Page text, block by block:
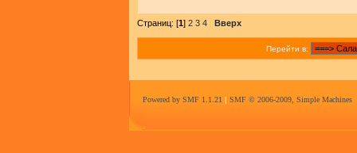
Страниц: [1] 2 3 4 Вверх
Перейти в:
Powered by SMF 1.1.21 | SMF © 2006-2009, Simple Machines